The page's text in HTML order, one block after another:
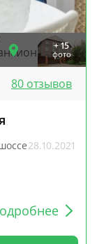
+ 15
фото
80 отзывов
28.10.2021